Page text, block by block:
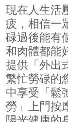
現在人生活
疲，相信一
碌過後能有
和肉體都能
提供「外出
繁忙勞碌的
中享受「鬆
勞」上門按